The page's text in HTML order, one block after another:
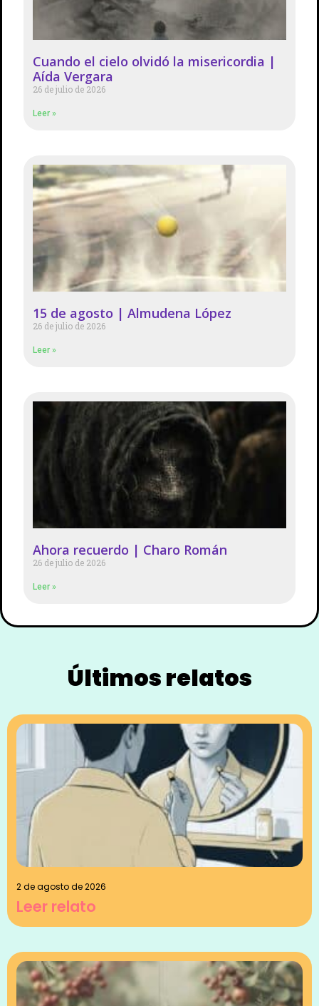
Cuando el cielo olvidó la misericordia |
Aída Vergara
26 de julio de 2026
Leer »
15 de agosto | Almudena López
26 de julio de 2026
Leer »
Ahora recuerdo | Charo Román
26 de julio de 2026
Leer »
Últimos relatos
2 de agosto de 2026
Leer relato